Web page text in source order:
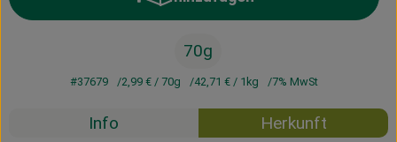
70g
#37679 2,99 € / 70g 42,71 € / 1kg 7% MwSt
Info Herkunft